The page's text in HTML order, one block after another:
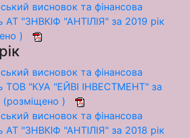
висновок та фінансова
АТ "ЗНВКІФ "АНТІЛІЯ" за 2019 рік
)
висновок та фінансова
ТОВ "КУА "ЕЙВІ ІНВЕСТМЕНТ" за
(розміщено )
висновок та фінансова
АТ "ЗНВКІФ "АНТІЛІЯ" за 2018 рік